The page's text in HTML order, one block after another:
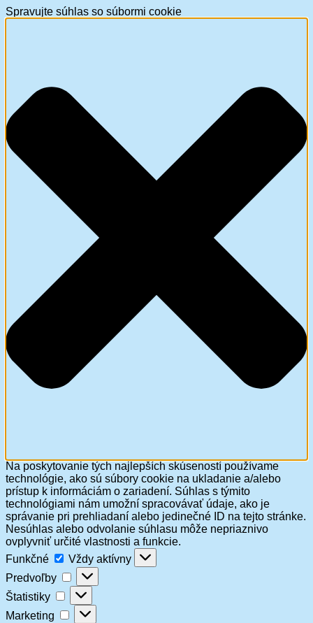
Spravujte súhlas so súbormi cookie
Na poskytovanie tých najlepších skúseností používame
technológie, ako sú súbory cookie na ukladanie a/alebo
prístup k informáciám o zariadení. Súhlas s týmito
technológiami nám umožní spracovávať údaje, ako je
správanie pri prehliadaní alebo jedinečné ID na tejto stránke.
Nesúhlas alebo odvolanie súhlasu môže nepriaznivo
ovplyvniť určité vlastnosti a funkcie.
Funkčné
Funkčné
Vždy aktívny
Predvoľby
Predvoľby
Štatistiky Štatistiky
Marketing Marketing